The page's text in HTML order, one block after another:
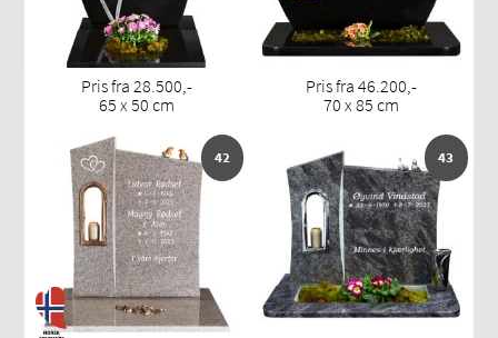
Pris fra 28.500,-
65 x 50 cm
Pris fra 46.200,-
70 x 85 cm
42 43